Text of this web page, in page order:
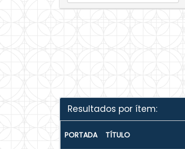
Resultados por ítem:
PORTADA TÍTULO